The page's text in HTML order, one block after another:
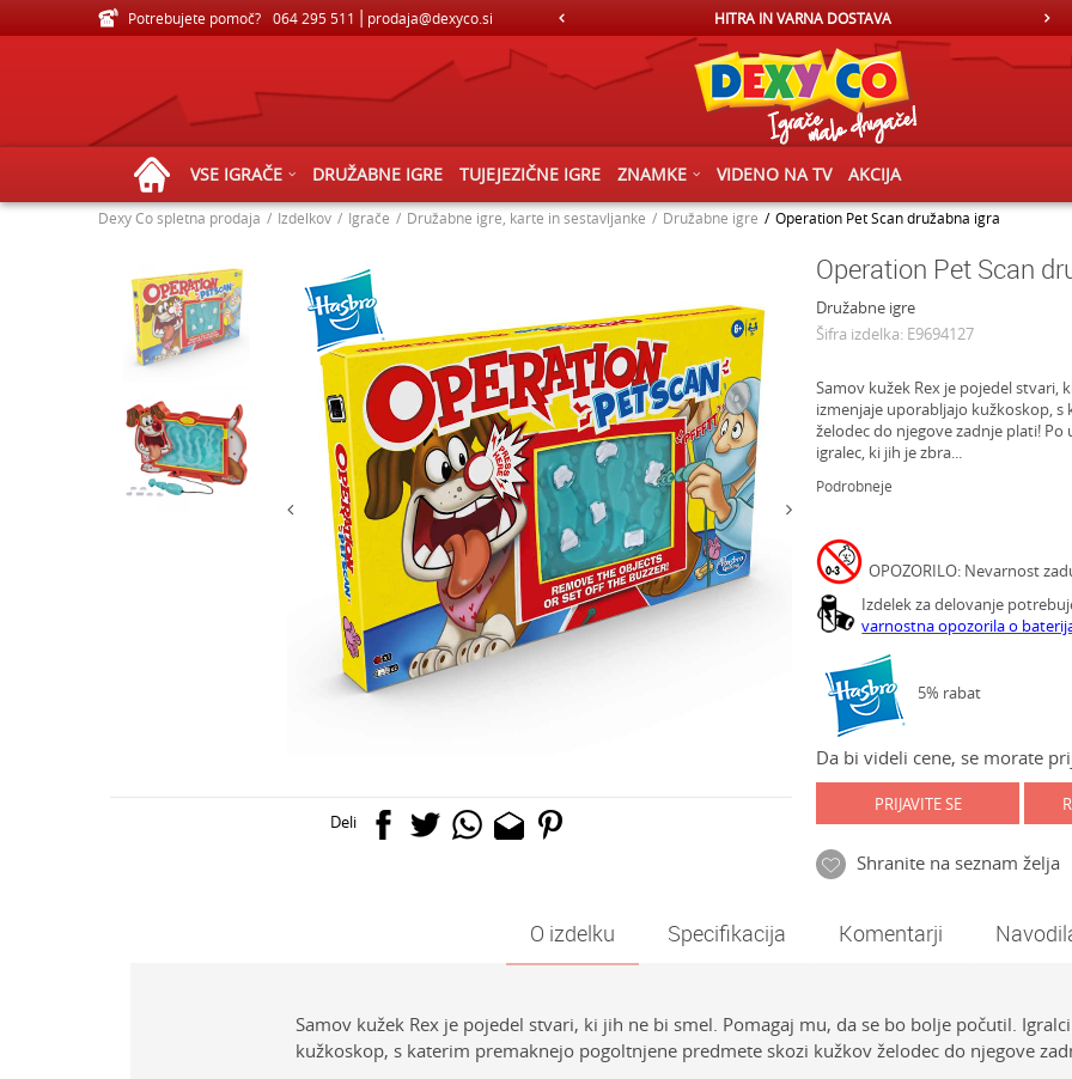
Potrebujete pomoč? 064 295 511 prodaja@dexyco.si
VELIKA IZBIRA IGRAČ ZA VSE STAROSTI HITRA IN VARNA DOSTAVA
VSE IGRAČE DRUŽABNE IGRE TUJEJEZIČNE IGRE ZNAMKE VIDENO NA TV AKCIJA
Dexy Co spletna prodaja Izdelkov Igrače Družabne igre, karte in sestavljanke Družabne igre Operation Pet Scan družabna igra
Deli
Operation Pet Scan
Družabne igre
Šifra izdelka: E9694127
Samov kužek Rex je pojedel stvari,
izmenjaje uporabljajo kužkoskop,
želodec do njegove zadnje plati!
igralec, ki jih je zbra...
Podrobneje
OPOZORILO: Nevarnost
Izdelek za delovanje
varnostna opozorila o
5% rabat
Da bi videli cene, se morate
PRIJAVITE SE
Shranite na seznam želja
O izdelku Specifikacija Komentarji
Samov kužek Rex je pojedel stvari, ki jih ne bi smel. Pomagaj mu, da se bo bolje počutil.
kužkoskop, s katerim premaknejo pogoltnjene predmete skozi kužkov želodec do njegove